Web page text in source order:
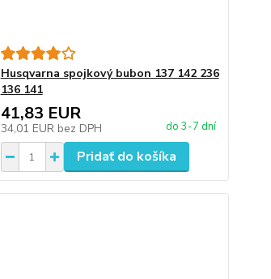
Husqvarna spojkový bubon 137 142 236
136 141
41,83 EUR
34,01 EUR bez DPH do 3-7 dní
Pridať do košíka